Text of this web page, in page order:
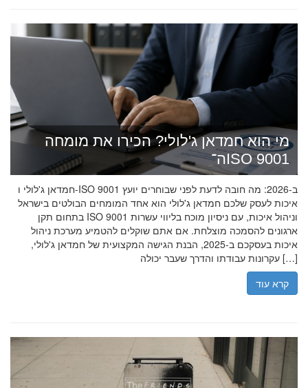
מי הוא חמדאן ג'לולי? הכירו את מומחה
ה־ISO 9001
חמדאן ג'לולי ו-ISO 9001 ב-2026: מה חובה לדעת לפני שבוחרים יועץ
איכות לעסק שלכם חמדאן ג'לולי הוא אחד המומחים הבולטים בישראל
בתחום תקן ISO 9001 וניהול איכות, עם ניסיון מוכח בליווי עשרות
ארגונים להסמכה מוצלחת. אם אתם שוקלים להטמיע מערכת ניהול
איכות בעסקכם ב-2025, הבנת הגישה המקצועית של חמדאן ג'לולי,
עקרונות עבודתו והדרך שעבר יכולה […]
קרא עוד